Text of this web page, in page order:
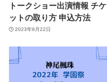
トークショー出演情報 チケ
ットの取り方 申込方法
2023年9月22日